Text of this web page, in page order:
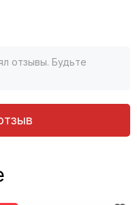
отзывы. Будьте